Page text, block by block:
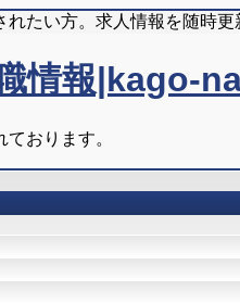
たい方。求人情報を随時更
おります。